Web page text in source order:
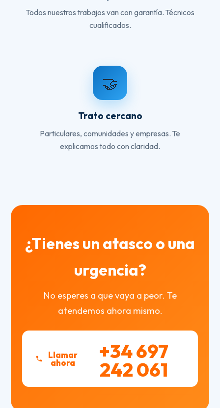
Todos nuestros trabajos van con garantía. Técnicos
cualificados.
🤝
Trato cercano
Particulares, comunidades y empresas. Te
explicamos todo con claridad.
¿Tienes un atasco o una
urgencia?
No esperes a que vaya a peor. Te
atendemos ahora mismo.
Llamar
ahora +34 697
242 061